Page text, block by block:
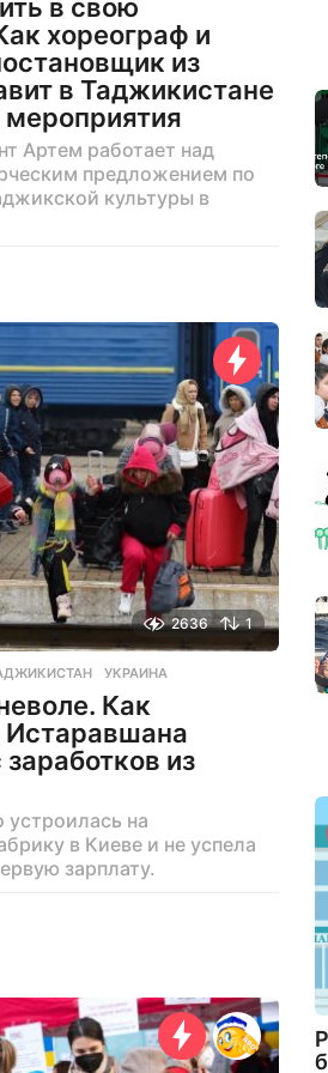
в свою
хореограф и
из
в Таджикистане
Артем работает над
предложением по
культуры в
2636 1
,УКРАИНА
Как
из
на
в Киеве и не успела
зарплату.